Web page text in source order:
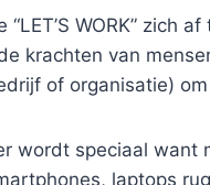
“LET’S WORK”
krachten van
of organisatie)
wordt speciaal want
laptops